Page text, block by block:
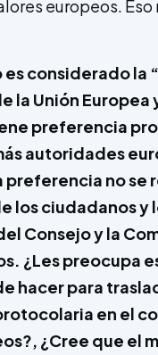
euro­peos. Eso
es considerado la
la Unión Europea
preferencia
autoridades
preferencia no se
los ciudadanos y
Consejo y la
¿Les preocupa
hacer para
en el
¿Cree que el